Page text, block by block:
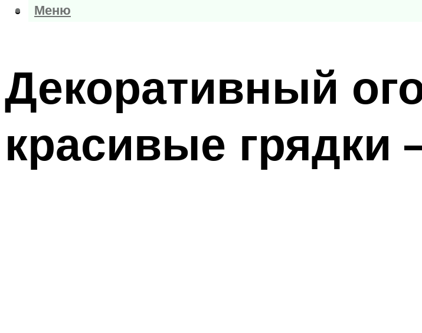
Меню
Меню
Декоративный
красивые